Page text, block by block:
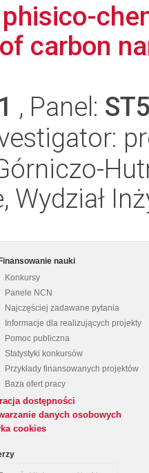
carbon
, Panel:
Wydział
Finansowanie nauki
Konkursy
Panele NCN
Najczęściej zadawane pytania
Informacje dla realizujących projekty
Pomoc publiczna
Statystyki konkursów
Przykłady finansowanych projektów
Baza ofert pracy
dostępności
danych osobowych
cookies